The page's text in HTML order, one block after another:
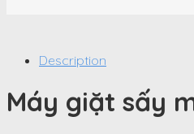
Description
Máy giặt sấy